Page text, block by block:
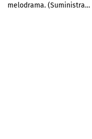
melodrama. (Suministra…